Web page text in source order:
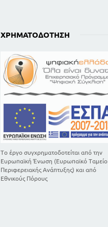
ΧΡΗΜΑΤΟΔΌΤΗΣΗ
Το έργο συγχρηματοδοτείται από την
Ευρωπαϊκή Ένωση (Ευρωπαϊκό Ταμείο
Περιφερειακής Ανάπτυξης) και από
Εθνικούς Πόρους